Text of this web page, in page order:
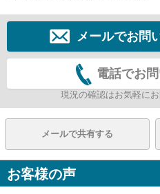
メールでお問
電話でお
現況の確認はお気軽にお
メールで共有する
お客様の声